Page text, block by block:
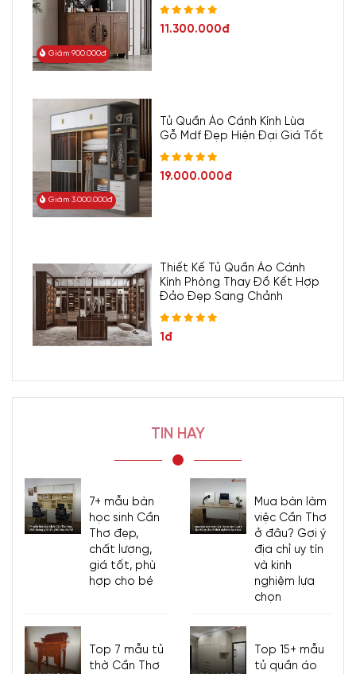
Giảm 900.000đ
11.300.000đ
Giảm 3.000.000đ
Tủ Quần Áo Cánh Kính Lùa
Gỗ Mdf Đẹp Hiện Đại Giá Tốt
19.000.000đ
Thiết Kế Tủ Quần Áo Cánh
Kính Phòng Thay Đồ Kết Hợp
Đảo Đẹp Sang Chảnh
1đ
TIN HAY
7+ mẫu bàn
học sinh Cần
Thơ đẹp,
chất lượng,
giá tốt, phù
hợp cho bé
Mua bàn làm
việc Cần Thơ
ở đâu? Gợi ý
địa chỉ uy tín
và kinh
nghiệm lựa
chọn
Top 7 mẫu tủ
thờ Cần Thơ
Top 15+ mẫu
tủ quần áo